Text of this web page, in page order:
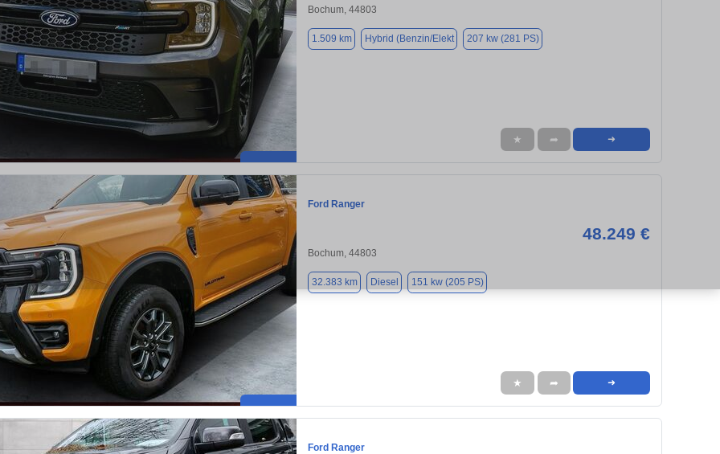
Bochum, 44803
1.509 km Hybrid (Benzin/Elekt 207 kw (281 PS)
★ ➦ ➜
Ford Ranger
48.249 €
Bochum, 44803
32.383 km Diesel 151 kw (205 PS)
★ ➦ ➜
Ford Ranger